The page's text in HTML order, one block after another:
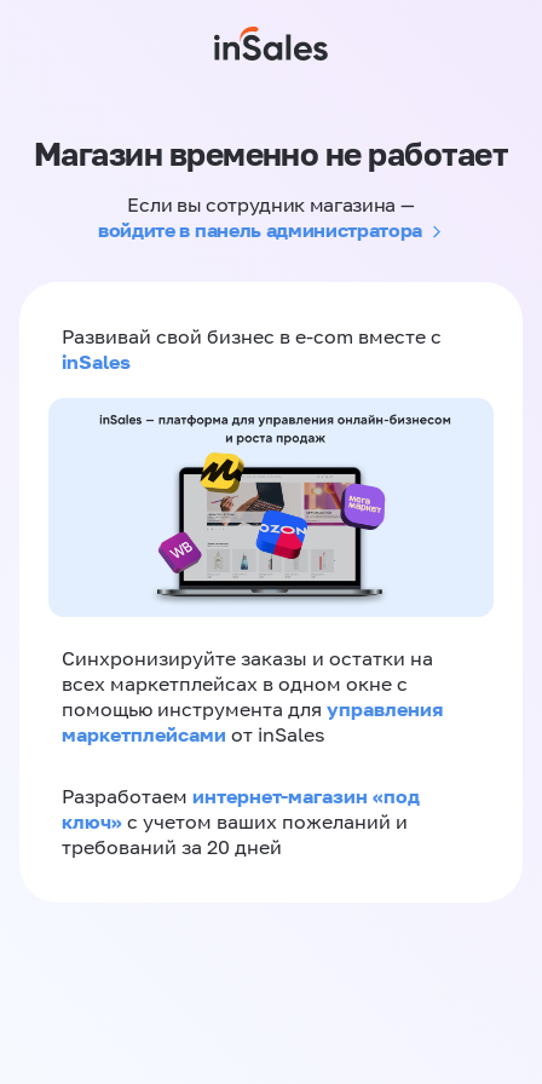
Магазин временно не работает
Если вы сотрудник магазина —
войдите в панель администратора
Развивай свой бизнес в e-com вместе с
inSales
Синхронизируйте заказы и остатки на
всех маркетплейсах в одном окне с
помощью инструмента для управления
маркетплейсами от inSales
Разработаем интернет-магазин «‎под
ключ»‎ с учетом ваших пожеланий и
требований за 20 дней